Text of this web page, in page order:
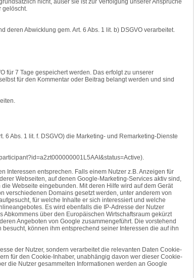
nicht, außer sie ist zur Verfolgung unserer Ansprüche
gelöscht.
Abwicklung gem. Art. 6 Abs. 1 lit. b) DSGVO verarbeitet.
für 7 Tage gespeichert werden. Das erfolgt zu unserer
für den Kommentar oder Beitrag belangt werden und sind
Abs. 1 lit. f. DSGVO) die Marketing- und Remarketing-Dienste
Interessen entsprechen. Falls einem Nutzer z.B. Anzeigen für
Webseiten, auf denen Google-Marketing-Services aktiv sind,
Webseite eingebunden. Mit deren Hilfe wird auf dem Gerät
verschiedenen Domains gesetzt werden, unter anderem von
für welche Inhalte er sich interessiert und welche
Es wird ebenfalls die IP-Adresse der Nutzer
über den Europäischen Wirtschaftsraum gekürzt
Angeboten von Google zusammengeführt. Die vorstehend
können ihm entsprechend seiner Interessen die auf ihn
der Nutzer, sondern verarbeitet die relevanten Daten Cookie-
für den Cookie-Inhaber, unabhängig davon wer dieser Cookie-
die Nutzer gesammelten Informationen werden an Google